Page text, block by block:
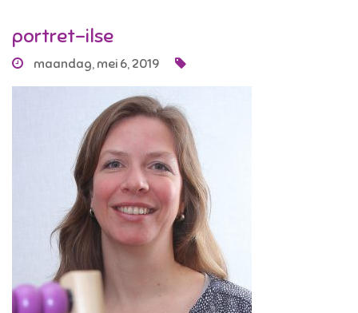
portret-ilse
maandag, mei 6, 2019